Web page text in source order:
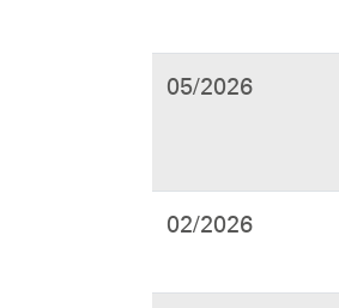
05/2026
02/2026